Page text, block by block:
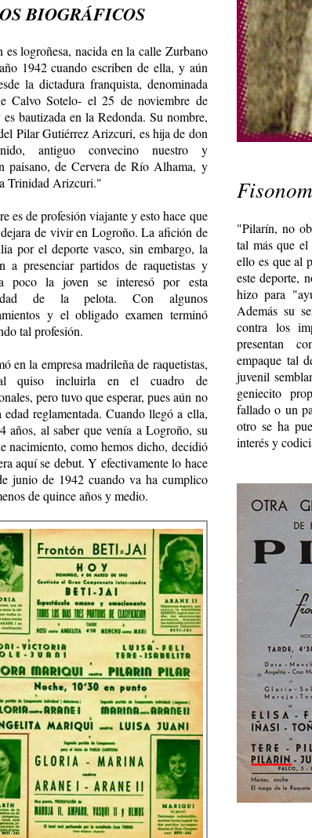
"Pilarín, no
tal más que
ello es que al
este deporte,
hizo para
Además su
contra los
presentan
empaque tal
juvenil
geniecito
fallado o un
otro se ha
interés y
BIOGRÁFICOS
es logroñesa, nacida en la calle Zurbano
1942 cuando escriben de ella, y aún
la dictadura franquista, denominada
Calvo Sotelo- el 25 de noviembre de
es bautizada en la Redonda. Su nombre,
Pilar Gutiérrez Arizcuri, es hija de don
antiguo convecino nuestro y
paisano, de Cervera de Río Alhama, y
Trinidad Arizcuri."
es de profesión viajante y esto hace que
de vivir en Logroño. La afición de
por el deporte vasco, sin embargo, la
a presenciar partidos de raquetistas y
poco la joven se interesó por esta
de la pelota. Con algunos
y el obligado examen terminó
tal profesión.
en la empresa madrileña de raquetistas,
quiso incluirla en el cuadro de
pero tuvo que esperar, pues aún no
edad reglamentada. Cuando llegó a ella,
años, al saber que venía a Logroño, su
nacimiento, como hemos dicho, decidió
aquí se debut. Y efectivamente lo hace
junio de 1942 cuando va ha cumplico
de quince años y medio.